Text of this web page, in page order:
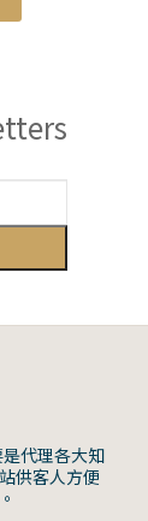
代理各大知
供客人方便